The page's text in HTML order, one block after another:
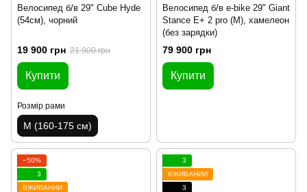
Велосипед б/в 29" Cube Hyde
(54см), чорний
19 900 грн 21 900 грн
Купити
Розмір рами
M (160-175 см)
Велосипед б/в e-bike 29" Giant
Stance E+ 2 pro (M), хамелеон
(без зарядки)
79 900 грн
Купити
−50%
3
ВЖИВАНИЙ
3
ВЖИВАНИЙ
3